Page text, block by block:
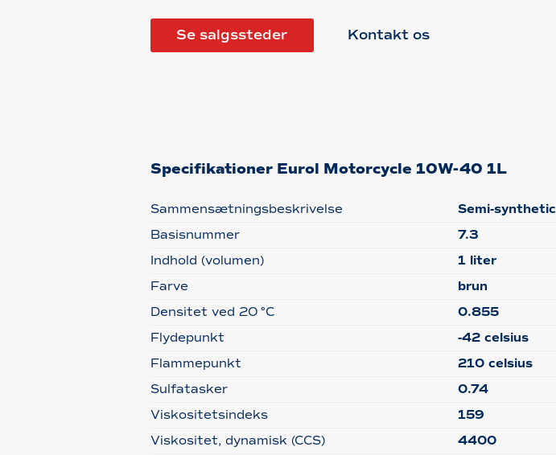
Se salgssteder Kontakt os
Specifikationer Eurol Motorcycle 10W-40 1L
Sammensætningsbeskrivelse
Semi-synthetic
Basisnummer
7.3
Indhold (volumen)
1 liter
Farve
brun
Densitet ved 20 °C
0.855
Flydepunkt
-42 celsius
Flammepunkt
210 celsius
Sulfatasker
0.74
Viskositetsindeks
159
Viskositet, dynamisk (CCS)
4400